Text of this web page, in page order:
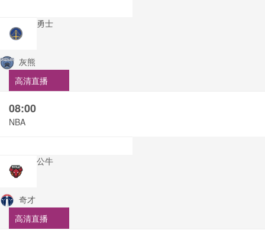
勇士
灰熊
高清直播
08:00
NBA
公牛
奇才
高清直播